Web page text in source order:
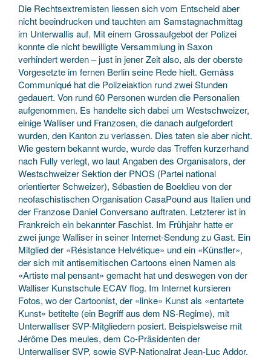
Die Rechtsextremisten liessen sich vom Entscheid aber
nicht beeindrucken und tauchten am Samstagnachmittag
im Unterwallis auf. Mit einem Grossaufgebot der Polizei
konnte die nicht bewilligte Versammlung in Saxon
verhindert werden – just in jener Zeit also, als der oberste
Vorgesetzte im fernen Berlin seine Rede hielt. Gemäss
Communiqué hat die Polizeiaktion rund zwei Stunden
gedauert. Von rund 60 Personen wurden die Personalien
aufgenommen. Es handelte sich dabei um Westschweizer,
einige Walliser und Franzosen, die danach aufgefordert
wurden, den Kanton zu verlassen. Dies taten sie aber nicht.
Wie gestern bekannt wurde, wurde das Treffen kurzerhand
nach Fully verlegt, wo laut Angaben des Organisators, der
Westschweizer Sektion der PNOS (Partei national
orientierter Schweizer), Sébastien de Boeldieu von der
neofaschistischen Organisation CasaPound aus Italien und
der Franzose Daniel Conversano auftraten. Letzterer ist in
Frankreich ein bekannter Faschist. Im Frühjahr hatte er
zwei junge Walliser in seiner Internet-Sendung zu Gast. Ein
Mitglied der «Résistance Helvétique» und ein «Künstler»,
der sich mit antisemitischen Cartoons einen Namen als
«Artiste mal pensant» gemacht hat und deswegen von der
Walliser Kunstschule ECAV flog. Im Internet kursieren
Fotos, wo der Cartoonist, der «linke» Kunst als «entartete
Kunst» betitelte (ein Begriff aus dem NS-Regime), mit
Unterwalliser SVP-Mitgliedern posiert. Beispielsweise mit
Jérôme Des meules, dem Co-Präsidenten der
Unterwalliser SVP, sowie SVP-Nationalrat Jean-Luc Addor.